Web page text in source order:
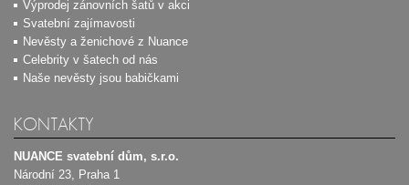
Výprodej zánovních šatů v akci
Svatební zajímavosti
Nevěsty a ženichové z Nuance
Celebrity v šatech od nás
Naše nevěsty jsou babičkami
KONTAKTY
NUANCE svatební dům, s.r.o.
Národní 23, Praha 1